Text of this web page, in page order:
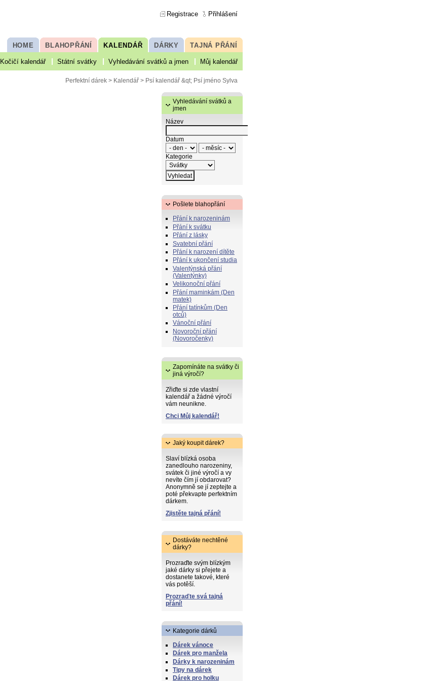
Registrace Přihlášení
TAJNÁ PŘÁNÍ
DÁRKY
KALENDÁŘ
BLAHOPŘÁNÍ
HOME
Kočičí kalendář Státní svátky Vyhledávání svátků a jmen Můj kalendář
Perfektní dárek > Kalendář > Psí kalendář &qt; Psí jméno Sylva
Vyhledávání svátků a
jmen
Název
Datum
Kategorie
Pošlete blahopřání
Přání k narozeninám
Přání k svátku
Přání z lásky
Svatební přání
Přání k narození dítěte
Přání k ukončení studia
Valentýnská přání
(Valentýnky)
Velikonoční přání
Přání maminkám (Den
matek)
Přání tatínkům (Den
otců)
Vánoční přání
Novoroční přání
(Novoročenky)
Zapomínáte na svátky či
jiná výročí?
Zřiďte si zde vlastní
kalendář a žádné výročí
vám neunikne.
Chci Můj kalendář!
Jaký koupit dárek?
Slaví blízká osoba
zanedlouho narozeniny,
svátek či jiné výročí a vy
nevíte čím jí obdarovat?
Anonymně se jí zeptejte a
poté překvapte perfektním
dárkem.
Zjistěte tajná přání!
Dostáváte nechtěné
dárky?
Prozraďte svým blízkým
jaké dárky si přejete a
dostanete takové, které
vás potěší.
Prozraďte svá tajná
přání!
Kategorie dárků
Dárek vánoce
Dárek pro manžela
Dárky k narozeninám
Tipy na dárek
Dárek pro holku